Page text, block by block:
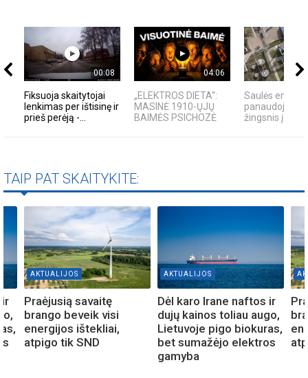
00:08
Fiksuoja skaitytojai
lenkimas per ištisinę ir
prieš perėją -...
04:06
„ELEKTROS DIETA“:
MASINĖ 1910-ŲJŲ
BAIMĖS PSICHOZĖ
Saulės
panaudojimas
žingsnis į ateitį
TAIP PAT SKAITYKITE:
ir
AKTUALIJOS
Praėjusią savaitę
brango beveik visi
energijos ištekliai,
atpigo tik SND
AKTUALIJOS
Dėl karo Irane naftos ir
dujų kainos toliau augo,
Lietuvoje pigo biokuras,
bet sumažėjo elektros
gamyba